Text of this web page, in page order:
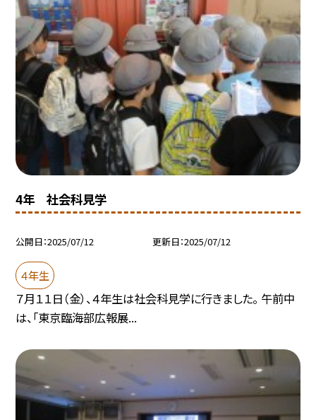
4年 社会科見学
公開日 2025/07/12 更新日 2025/07/12
４年生
７月１１日（金）、４年生は社会科見学に行きました。 午前中
は、「東京臨海部広報展...